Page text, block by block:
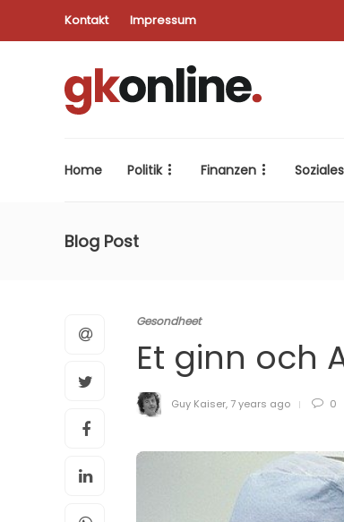
Kontakt Impressum
Home Politik Finanzen Soziales
Blog Post
Gesondheet
Et ginn och
Guy Kaiser, 7 years ago 0